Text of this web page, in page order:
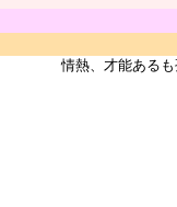
情熱、才能あるも